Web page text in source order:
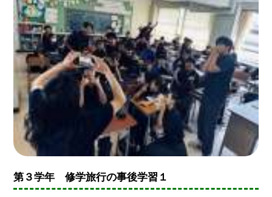
第３学年 修学旅行の事後学習１